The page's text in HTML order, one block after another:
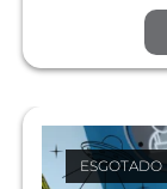
ESGOTADO